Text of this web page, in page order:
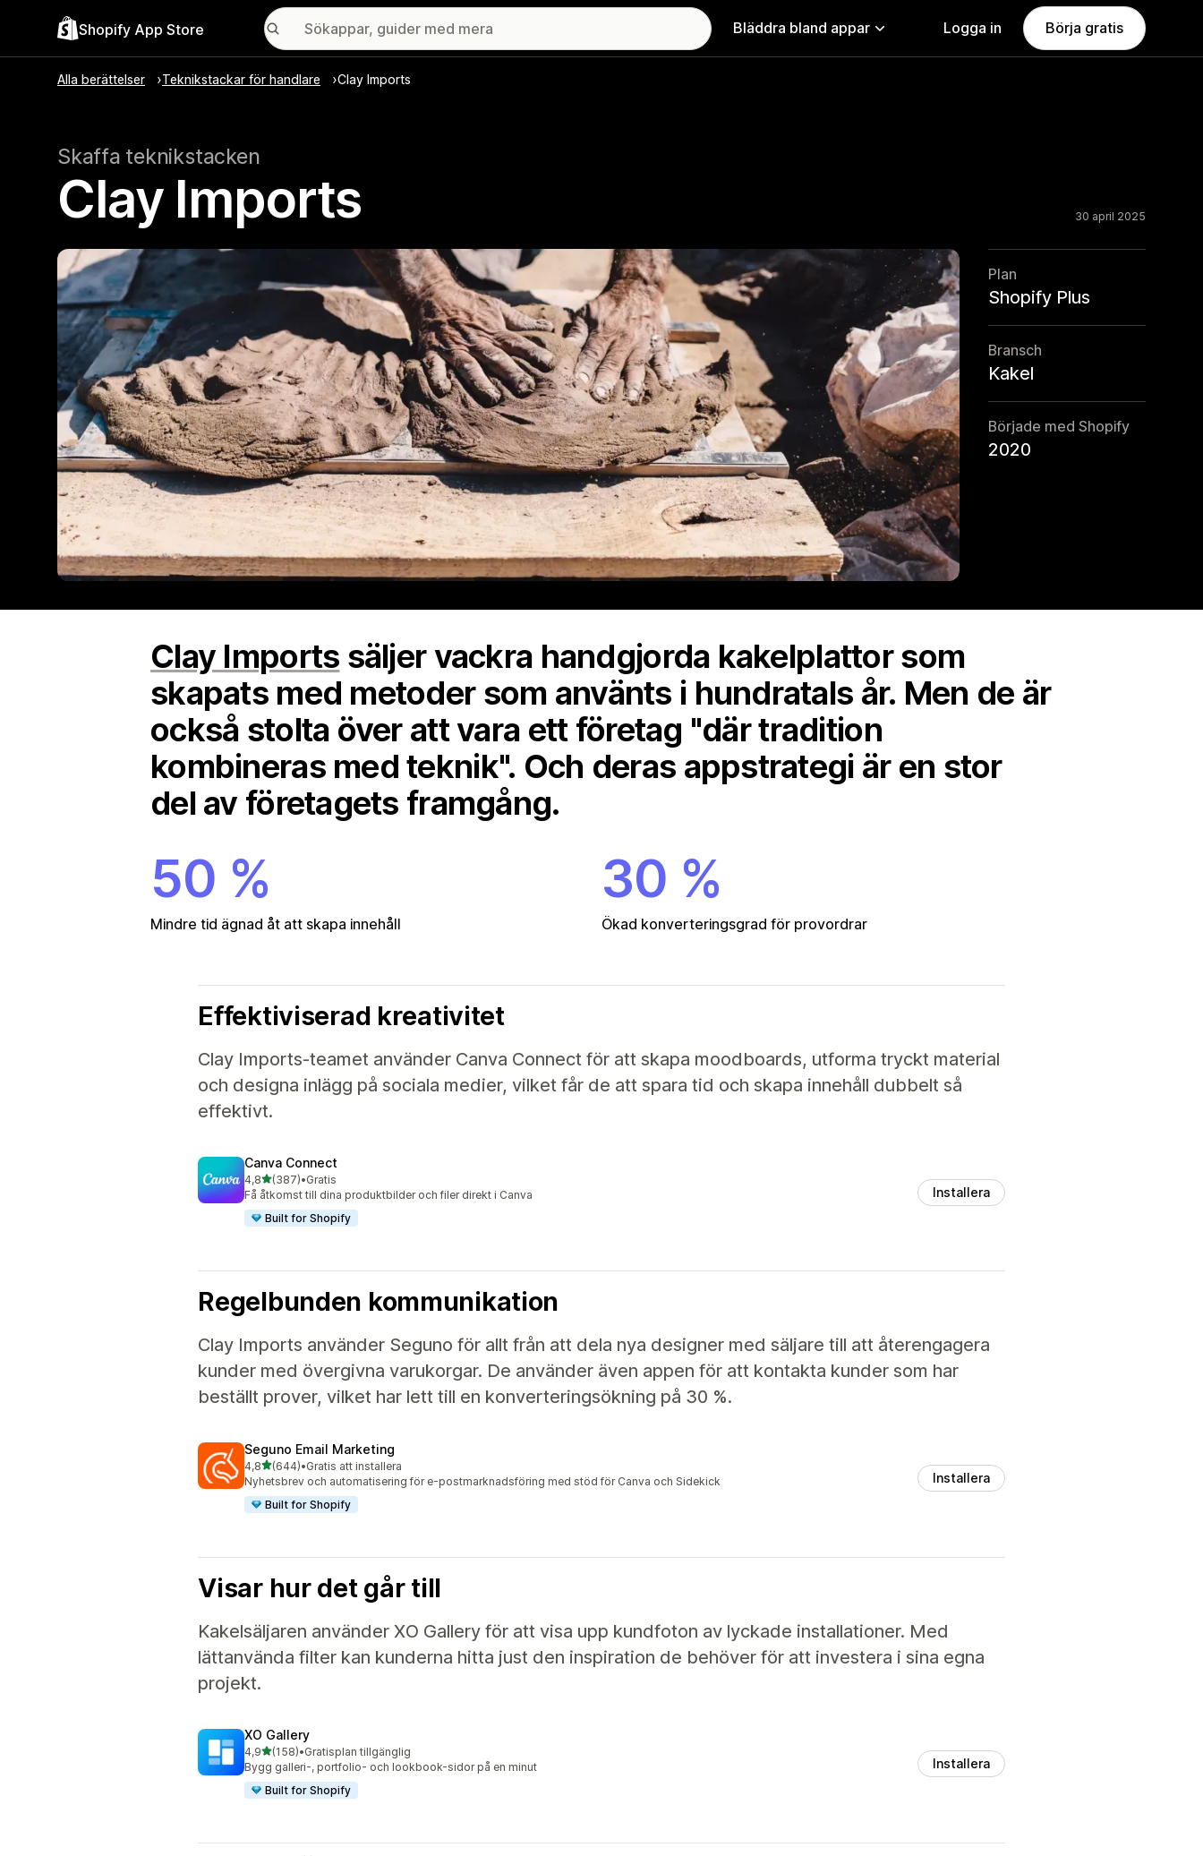
Shopify App Store Bläddra bland appar Logga in Börja gratis
Alla berättelser Teknikstackar för handlare Clay Imports
Skaffa teknikstacken
Clay Imports 30 april 2025
Plan
Shopify Plus
Bransch
Kakel
Började med Shopify
2020
Clay Imports säljer vackra handgjorda kakelplattor som
skapats med metoder som använts i hundratals år. Men de är
också stolta över att vara ett företag "där tradition
kombineras med teknik". Och deras appstrategi är en stor
del av företagets framgång.
50 %
Mindre tid ägnad åt att skapa innehåll
30 %
Ökad konverteringsgrad för provordrar
Effektiviserad kreativitet
Clay Imports-teamet använder Canva Connect för att skapa moodboards, utforma tryckt material
och designa inlägg på sociala medier, vilket får de att spara tid och skapa innehåll dubbelt så
effektivt.
Canva Connect
4,8av 5 stjärnor
(387)
387 recensioner totalt
•Gratis
Få åtkomst till dina produktbilder och filer direkt i Canva
Built for Shopify
Installera
Regelbunden kommunikation
Clay Imports använder Seguno för allt från att dela nya designer med säljare till att återengagera
kunder med övergivna varukorgar. De använder även appen för att kontakta kunder som har
beställt prover, vilket har lett till en konverteringsökning på 30 %.
Seguno Email Marketing
4,8av 5 stjärnor
(644)
644 recensioner totalt
•Gratis att installera
Nyhetsbrev och automatisering för e-postmarknadsföring med stöd för Canva och Sidekick
Built for Shopify
Installera
Visar hur det går till
Kakelsäljaren använder XO Gallery för att visa upp kundfoton av lyckade installationer. Med
lättanvända filter kan kunderna hitta just den inspiration de behöver för att investera i sina egna
projekt.
XO Gallery
4,9av 5 stjärnor
(158)
158 recensioner totalt
•Gratisplan tillgänglig
Bygg galleri-, portfolio- och lookbook-sidor på en minut
Built for Shopify
Installera